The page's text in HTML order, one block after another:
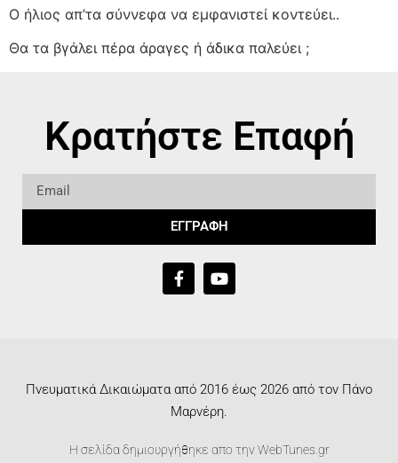
Ο ήλιος απ’τα σύννεφα να εμφανιστεί κοντεύει..
Θα τα βγάλει πέρα άραγες ή άδικα παλεύει ;
Κρατήστε Επαφή
ΕΓΓΡΑΦΗ
Πνευματικά Δικαιώματα από 2016 έως 2026 από τον Πάνο
Μαρνέρη.
Η σελίδα δημιουργήθηκε απο τηνWebTunes.gr